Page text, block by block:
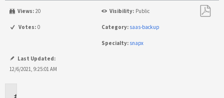
Views: 20 Visibility: Public
Votes: 0 Category: saas-backup
Specialty: snapx
Last Updated:
12/6/2021, 9:25:01 AM